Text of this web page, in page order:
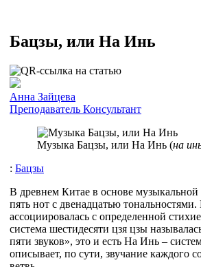
Бацзы, или На Инь
Анна Зайцева
Преподаватель Консультант
Музыка Бацзы, или На Инь (на
: Бацзы
В древнем Китае в основе
пять нот с двенадцатью
ассоциировалась с определенной
система шестидесяти цзя цзы
пяти звуков», это и есть На Инь –
описывает, по сути, звучание каждого